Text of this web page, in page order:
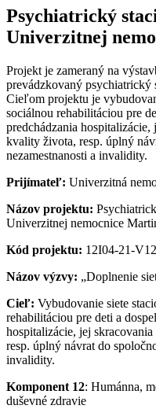
Psychiatrický
Univerzitnej
Projekt je zameraný na
prevádzkovaný psychiatrický
Cieľom projektu je
sociálnou rehabilitáciou pre
predchádzania
kvality života, resp. úplný
nezamestnanosti a invalidity.
Prijímateľ: Univerzitná
Názov projektu:
Univerzitnej nemocnice
Kód projektu: 12I04-21-
Názov výzvy: „Doplnenie
Cieľ: Vybudovanie siete
rehabilitáciou pre deti a
hospitalizácie, jej
resp. úplný návrat do
invalidity.
Komponent 12: Humánna,
duševné zdravie